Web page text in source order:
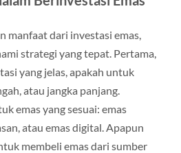
manfaat dari investasi emas,
strategi yang tepat. Pertama,
yang jelas, apakah untuk
atau jangka panjang.
emas yang sesuai: emas
atau emas digital. Apapun
membeli emas dari sumber